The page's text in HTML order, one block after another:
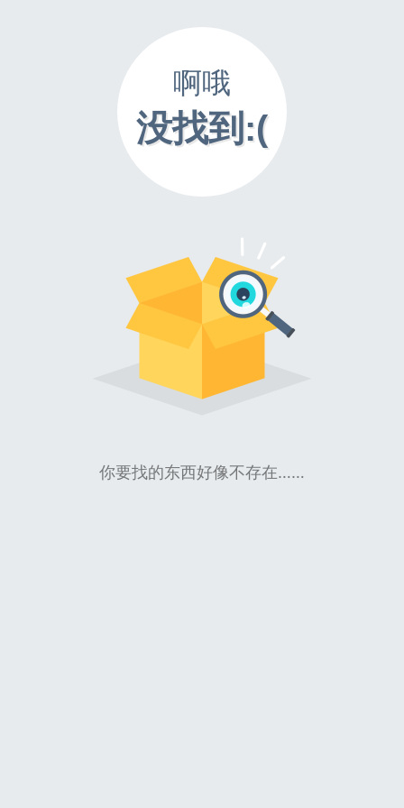
啊哦
没找到:(
你要找的东西好像不存在……